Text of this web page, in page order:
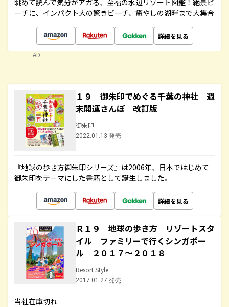
眺めて読んで気分がアガる、至福の水辺リゾート図鑑！絶景ビ
ーチに、インパクト大の驚きビーチ、癒やしの湖畔まで大集合
詳細を見る
AD
１９ 御朱印でめぐる千葉の神社 週
末開運さんぽ 改訂版
御朱印
2022.01.13 発売
『地球の歩き方御朱印シリーズ』は2006年、日本ではじめて
御朱印をテーマにした書籍として誕生しました。
詳細を見る
Ｒ１９ 地球の歩き方 リゾートスタ
イル ファミリーで行くシンガポー
ル ２０１７～２０１８
Resort Style
2017.01.27 発売
当社在庫切れ